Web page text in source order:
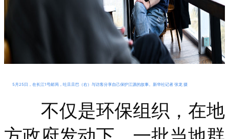
5月25日，在长江1号邮局，吐旦旦巴（右）与访客分享自己保护江源的故事。新华社记者 张龙 摄
不仅是环保组织，在地